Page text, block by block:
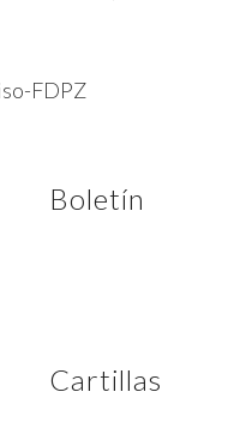
Boletín
Cartillas